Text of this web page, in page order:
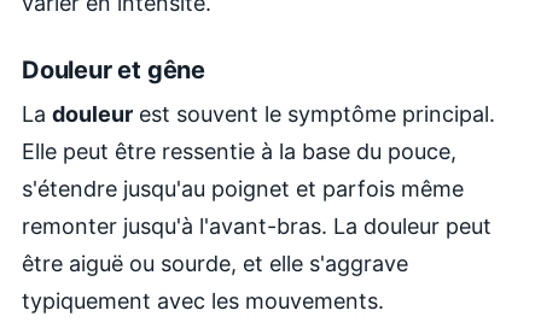
Douleur et gêne
La douleur est souvent le symptôme principal.
Elle peut être ressentie à la base du pouce,
s'étendre jusqu'au poignet et parfois même
remonter jusqu'à l'avant-bras. La douleur peut
être aiguë ou sourde, et elle s'aggrave
typiquement avec les mouvements.